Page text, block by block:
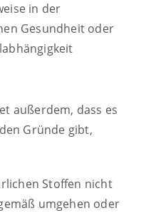
in der
Gesundheit oder
außerdem, dass es
Gründe gibt,
Stoffen nicht
umgehen oder